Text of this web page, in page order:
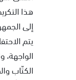
هذا
إلى
يتم
الكتّاب